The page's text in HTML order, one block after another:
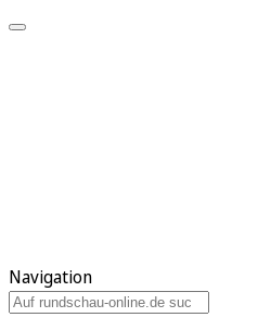
Navigation